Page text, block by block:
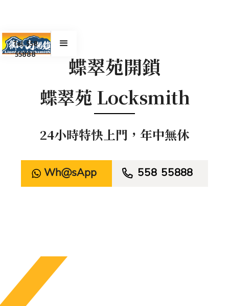
Tel. 558
55888
蝶翠苑開鎖
蝶翠苑 Locksmith
24小時特快上門，年中無休
WhatsApp  558 55888